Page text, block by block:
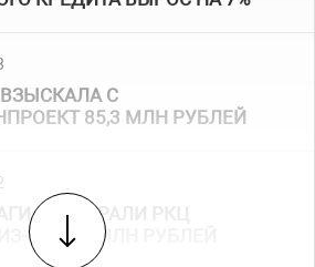
С
85,3 МЛН РУБЛЕЙ
ПРОИГРАЛИ РКЦ
ЗА 13,6 МЛН РУБЛЕЙ